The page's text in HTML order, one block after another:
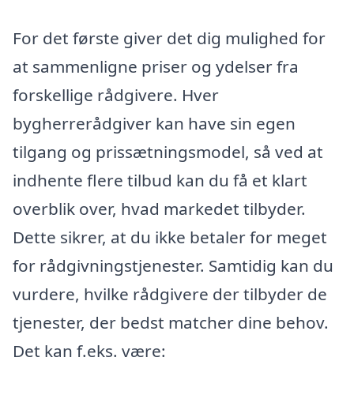
For det første giver det dig mulighed for
at sammenligne priser og ydelser fra
forskellige rådgivere. Hver
bygherrerådgiver kan have sin egen
tilgang og prissætningsmodel, så ved at
indhente flere tilbud kan du få et klart
overblik over, hvad markedet tilbyder.
Dette sikrer, at du ikke betaler for meget
for rådgivningstjenester. Samtidig kan du
vurdere, hvilke rådgivere der tilbyder de
tjenester, der bedst matcher dine behov.
Det kan f.eks. være: